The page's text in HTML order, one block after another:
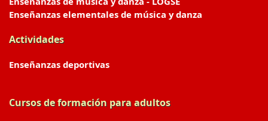
Enseñanzas elementales de música y danza
Actividades
Enseñanzas deportivas
Cursos de formación para adultos